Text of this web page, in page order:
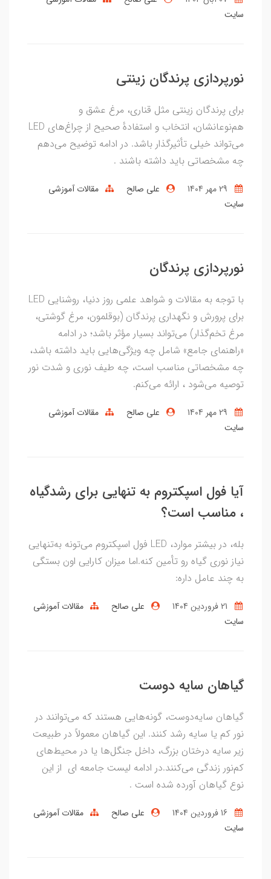
سایت
نورپردازی پرندگان زینتی
برای پرندگان زینتی مثل قناری، مرغ عشق و
هم‌نوعانشان، انتخاب و استفادهٔ صحیح از چراغ‌های LED
می‌تواند خیلی تأثیرگذار باشد. در ادامه توضیح می‌دهم
چه مشخصاتی باید داشته باشند .
علی صالح
مقالات آموزشی
سایت
نورپردازی پرندگان
با توجه به مقالات و شواهد علمی روز دنیا، روشنایی LED
برای پرورش و نگهداری پرندگان (بوقلمون، مرغ گوشتی،
مرغ تخم‌گذار) می‌تواند بسیار مؤثر باشد؛ در ادامه
«راهنمای جامع» شامل چه ویژگی‌هایی باید داشته باشد،
چه مشخصاتی مناسب است، چه طیف نوری و شدت نور
توصیه می‌شود ، ارائه می‌کنم.
علی صالح
مقالات آموزشی
سایت
آیا فول اسپکتروم به تنهایی برای رشدگیاه
، مناسب است؟
بله، در بیشتر موارد، LED فول اسپکتروم می‌تونه به‌تنهایی
نیاز نوری گیاه رو تأمین کنه.اما میزان کارایی اون بستگی
به چند عامل داره:
علی صالح
مقالات آموزشی
سایت
گیاهان سایه دوست
گیاهان سایه‌دوست، گونه‌هایی هستند که می‌توانند در
نور کم یا سایه رشد کنند. این گیاهان معمولاً در طبیعت
زیر سایه درختان بزرگ، داخل جنگل‌ها یا در محیط‌های
کم‌نور زندگی می‌کنند.در ادامه لیست جامعه ای از این
نوع گیاهان آورده شده است .
علی صالح
مقالات آموزشی
سایت